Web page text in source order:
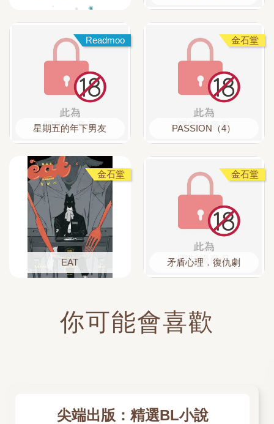
Readmoo
星期五的年下男友
金石堂
PASSION（4）
金石堂
EAT
金石堂
矛盾心理．復仇劇
你可能會喜歡
尖端出版：精選BL小說